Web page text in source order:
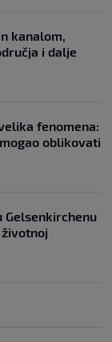
kanalom,
i dalje
fenomena:
oblikovati
Gelsenkirchenu